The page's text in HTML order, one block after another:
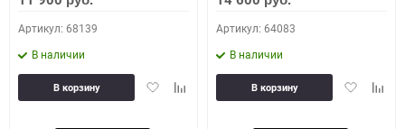
Артикул: 68139
В наличии
ДобавитьДобавить
В корзину
Артикул: 64083
В наличии
Добавить
В корзину